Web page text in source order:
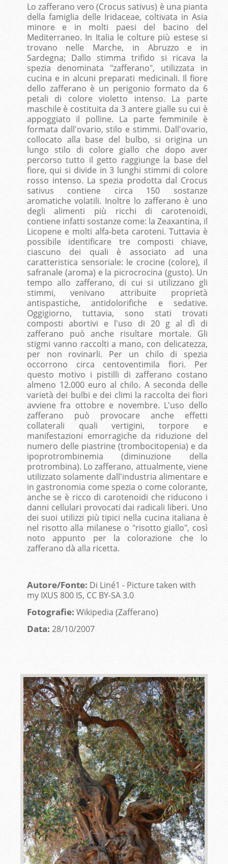
Lo zafferano vero (Crocus sativus) è una pianta
della famiglia delle Iridaceae, coltivata in Asia
minore e in molti paesi del bacino del
Mediterraneo. In Italia le colture più estese si
trovano nelle Marche, in Abruzzo e in
Sardegna; Dallo stimma trifido si ricava la
spezia denominata "zafferano", utilizzata in
cucina e in alcuni preparati medicinali. Il fiore
dello zafferano è un perigonio formato da 6
petali di colore violetto intenso. La parte
maschile è costituita da 3 antere gialle su cui è
appoggiato il polline. La parte femminile è
formata dall'ovario, stilo e stimmi. Dall'ovario,
collocato alla base del bulbo, si origina un
lungo stilo di colore giallo che dopo aver
percorso tutto il getto raggiunge la base del
fiore, qui si divide in 3 lunghi stimmi di colore
rosso intenso. La spezia prodotta dal Crocus
sativus contiene circa 150 sostanze
aromatiche volatili. Inoltre lo zafferano è uno
degli alimenti più ricchi di carotenoidi,
contiene infatti sostanze come: la Zeaxantina, il
Licopene e molti alfa-beta caroteni. Tuttavia è
possibile identificare tre composti chiave,
ciascuno dei quali è associato ad una
caratteristica sensoriale: le crocine (colore), il
safranale (aroma) e la picrocrocina (gusto). Un
tempo allo zafferano, di cui si utilizzano gli
stimmi, venivano attribuite proprietà
antispastiche, antidolorifiche e sedative.
Oggigiorno, tuttavia, sono stati trovati
composti abortivi e l'uso di 20 g al dì di
zafferano può anche risultare mortale. Gli
stigmi vanno raccolti a mano, con delicatezza,
per non rovinarli. Per un chilo di spezia
occorrono circa centoventimila fiori. Per
questo motivo i pistilli di zafferano costano
almeno 12.000 euro al chilo. A seconda delle
varietà dei bulbi e dei climi la raccolta dei fiori
avviene fra ottobre e novembre. L'uso dello
zafferano può provocare anche effetti
collaterali quali vertigini, torpore e
manifestazioni emorragiche da riduzione del
numero delle piastrine (trombocitopenia) e da
ipoprotrombinemia (diminuzione della
protrombina). Lo zafferano, attualmente, viene
utilizzato solamente dall'industria alimentare e
in gastronomia come spezia o come colorante,
anche se è ricco di carotenoidi che riducono i
danni cellulari provocati dai radicali liberi. Uno
dei suoi utilizzi più tipici nella cucina italiana è
nel risotto alla milanese o "risotto giallo", così
noto appunto per la colorazione che lo
zafferano dà alla ricetta.
Autore/Fonte: Di Liné1 - Picture taken with
my IXUS 800 IS, CC BY-SA 3.0
Fotografie: Wikipedia (Zafferano)
Data: 28/10/2007